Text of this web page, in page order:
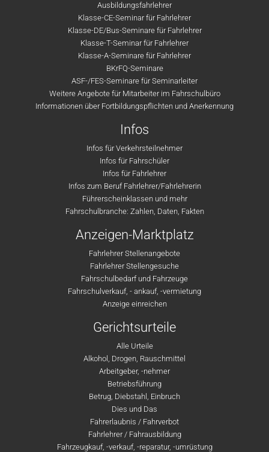
Ausbildungsfahrlehrer
Klasse-CE-Seminar für Fahrlehrer
Klasse-DE/Bus-Seminare für Fahrlehrer
Klasse-T-Seminar für Fahrlehrer
Klasse-A-Seminare für Fahrlehrer
BKrFQ-Seminare
ASF-/FES-Seminare für Seminarleiter
Weitere Angebote für Mitarbeiter im Fahrschulbüro
Informationen über Fortbildungspflichten und Anerkennung
Infos
Infos für Verkehrsteilnehmer
Infos für Fahrschüler
Infos für Fahrlehrer
Infos zum Beruf Fahrlehrer/Fahrlehrerin
Führerscheinklassen und mehr
Fahrschulbranche: Zahlen, Daten, Fakten
Anzeigen-Marktplatz
Fahrlehrer Stellenangebote
Fahrlehrer Stellengesuche
Fahrschulbedarf und Fahrzeuge
Fahrschulverkauf, - ankauf, -vermietung
Anzeige einreichen
Gerichtsurteile
Alle Urteile
Alkohol, Drogen, Rauschmittel
Arbeitgeber, -nehmer
Betriebsführung
Betrug, Diebstahl, Einbruch
Dies und Das
Fahrerlaubnis / Fahrverbot
Fahrlehrer / Fahrausbildung
Fahrzeugkauf, -verkauf, -reparatur, -umrüstung